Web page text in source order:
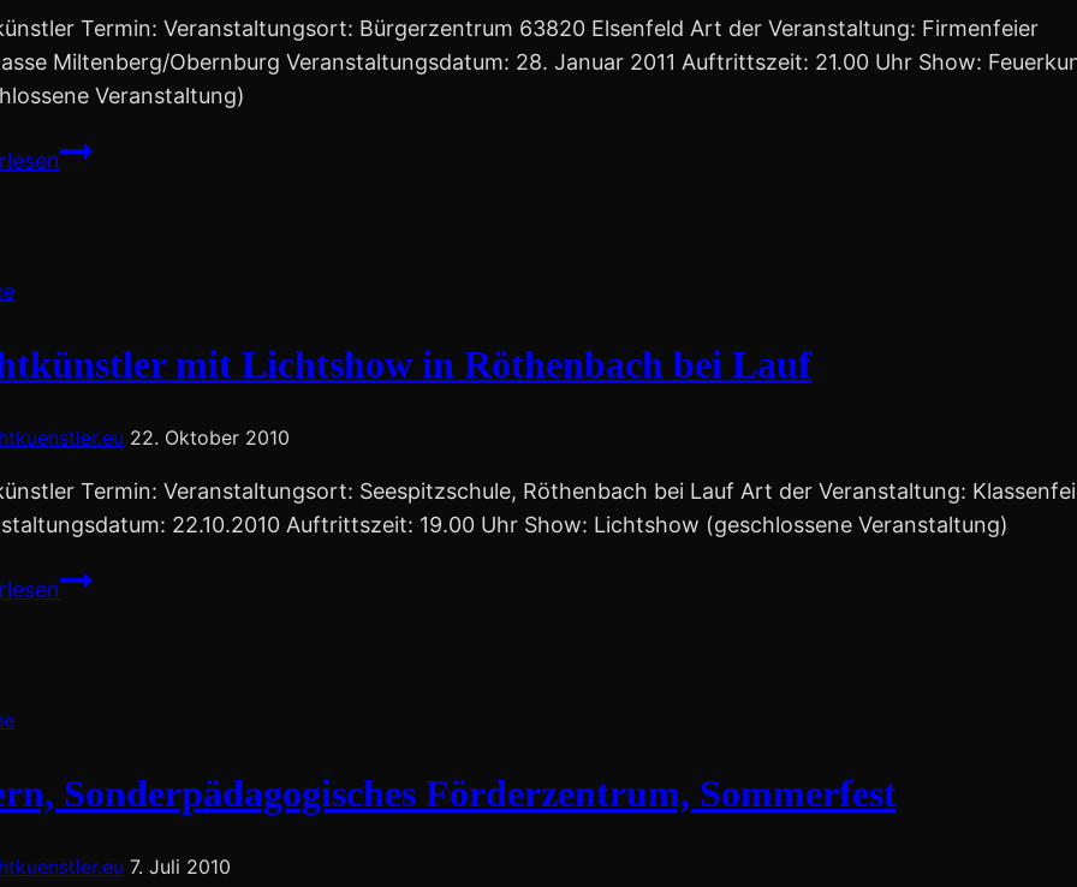
Termin: Veranstaltungsort: Bürgerzentrum 63820 Elsenfeld Art der Veranstaltung: Firmenfeier
Miltenberg/Obernburg Veranstaltungsdatum: 28. Januar 2011 Auftrittszeit: 21.00 Uhr Show:
Veranstaltung)
Firmenfeier
mit Lichtshow in Röthenbach bei Lauf
22. Oktober 2010
Termin: Veranstaltungsort: Seespitzschule, Röthenbach bei Lauf Art der Veranstaltung:
22.10.2010 Auftrittszeit: 19.00 Uhr Show: Lichtshow (geschlossene Veranstaltung)
Lichtkünstler
Lauf
Sonderpädagogisches Förderzentrum, Sommerfest
7. Juli 2010